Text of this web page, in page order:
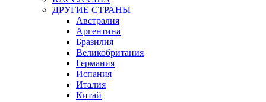
ДРУГИЕ СТРАНЫ
Австралия
Аргентина
Бразилия
Великобритания
Германия
Испания
Италия
Китай